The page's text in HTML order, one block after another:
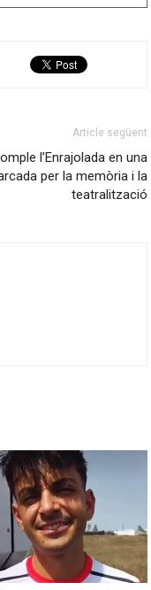
Article següent
l’Enrajolada en una
per la memòria i la
teatralització